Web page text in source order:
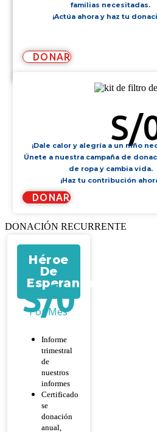
familias necesitadas.
¡Actúa ahora y haz tu
DONAR
S/
¡Dale calor y alegría a un niño
Únete a nuestra campaña de
de ropa y cambia vida.
¡Haz tu contribución
DONAR
DONACIÓN RECURRENTE
Héroe
De
Esperanza
S/0
Por Mes
Informe
trimestral
de
nuestros
informes
Certificado
se
donación
anual,